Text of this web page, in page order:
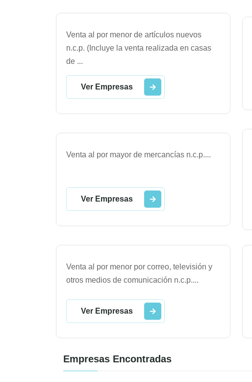
Venta al por menor de artículos nuevos
n.c.p. (Incluye la venta realizada en casas
de ...
Ver Empresas
Venta al por mayor de mercancías n.c.p....
Ver Empresas
Venta al por menor por correo, televisión y
otros medios de comunicación n.c.p....
Ver Empresas
Empresas Encontradas